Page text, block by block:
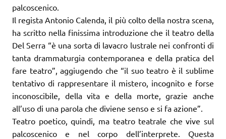
palcoscenico.
Il regista Antonio Calenda, il più colto della nostra scena,
ha scritto nella finissima introduzione che il teatro della
Del Serra “è una sorta di lavacro lustrale nei confronti di
tanta drammaturgia contemporanea e della pratica del
fare teatro”, aggiugendo che “il suo teatro è il sublime
tentativo di rappresentare il mistero, incognito e forse
inconoscibile, della vita e della morte, grazie anche
all’uso di una parola che diviene senso e si fa azione”.
Teatro poetico, quindi, ma teatro teatrale che vive sul
palcoscenico e nel corpo dell’interprete. Questa